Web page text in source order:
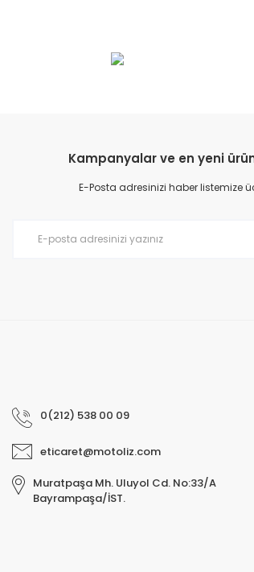
Görüş ve önerileriniz için teşekkür ederiz.
Ürün fiyatı diğer sitelerden daha pahalı.
Bu ürüne benzer farklı alternatifler olmalı.
Kampanyalar ve en yeni
E-Posta adresinizi haber listemize
0(212) 538 00 09
eticaret@motoliz.com
Muratpaşa Mh. Uluyol Cd. No:33/A
Bayrampaşa/İST.